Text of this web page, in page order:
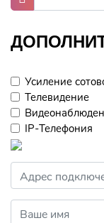
Усиление
Телевидение
IP-Телефония